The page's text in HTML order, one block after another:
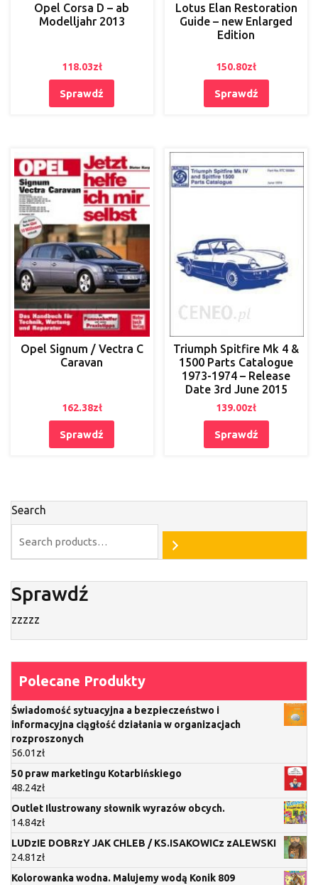
Opel Corsa D – ab
Modelljahr 2013
118.03zł
Sprawdź
Lotus Elan Restoration
Guide – new Enlarged
Edition
150.80zł
Sprawdź
Opel Signum / Vectra C
Caravan
162.38zł
Sprawdź
Triumph Spitfire Mk 4 &
1500 Parts Catalogue
1973-1974 – Release
Date 3rd June 2015
139.00zł
Sprawdź
Search
Sprawdź
zzzzz
Polecane Produkty
Świadomość sytuacyjna a bezpieczeństwo i
informacyjna ciągłość działania w organizacjach
rozproszonych
56.01 zł
50 praw marketingu Kotarbińskiego
48.24zł
Outlet Ilustrowany słownik wyrazów obcych.
14.84zł
LUDzIE DOBRzY JAK CHLEB / KS.ISAKOWICz zALEWSKI
24.81 zł
Kolorowanka wodna. Malujemy wodą Konik 809